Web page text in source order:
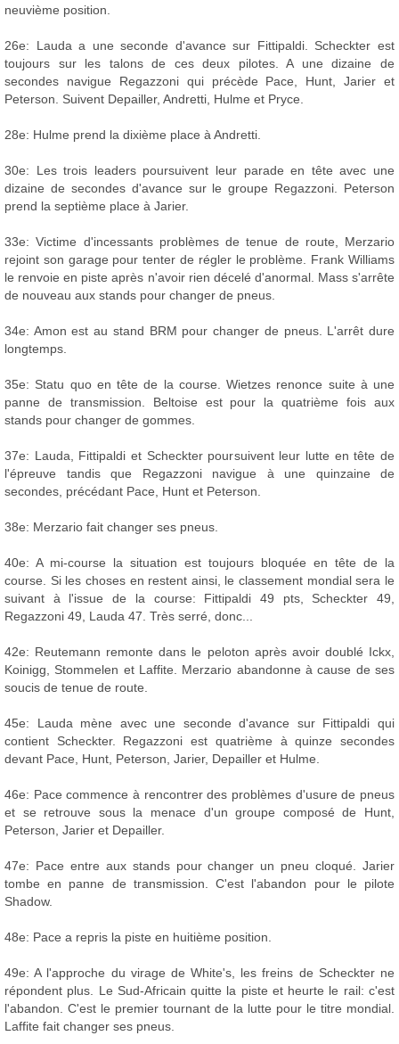
neuvième position.
26e: Lauda a une seconde d'avance sur Fittipaldi. Scheckter est
toujours sur les talons de ces deux pilotes. A une dizaine de
secondes navigue Regazzoni qui précède Pace, Hunt, Jarier et
Peterson. Suivent Depailler, Andretti, Hulme et Pryce.
28e: Hulme prend la dixième place à Andretti.
30e: Les trois leaders poursuivent leur parade en tête avec une
dizaine de secondes d'avance sur le groupe Regazzoni. Peterson
prend la septième place à Jarier.
33e: Victime d'incessants problèmes de tenue de route, Merzario
rejoint son garage pour tenter de régler le problème. Frank Williams
le renvoie en piste après n'avoir rien décelé d'anormal. Mass s'arrête
de nouveau aux stands pour changer de pneus.
34e: Amon est au stand BRM pour changer de pneus. L'arrêt dure
longtemps.
35e: Statu quo en tête de la course. Wietzes renonce suite à une
panne de transmission. Beltoise est pour la quatrième fois aux
stands pour changer de gommes.
37e: Lauda, Fittipaldi et Scheckter poursuivent leur lutte en tête de
l'épreuve tandis que Regazzoni navigue à une quinzaine de
secondes, précédant Pace, Hunt et Peterson.
38e: Merzario fait changer ses pneus.
40e: A mi-course la situation est toujours bloquée en tête de la
course. Si les choses en restent ainsi, le classement mondial sera le
suivant à l'issue de la course: Fittipaldi 49 pts, Scheckter 49,
Regazzoni 49, Lauda 47. Très serré, donc...
42e: Reutemann remonte dans le peloton après avoir doublé Ickx,
Koinigg, Stommelen et Laffite. Merzario abandonne à cause de ses
soucis de tenue de route.
45e: Lauda mène avec une seconde d'avance sur Fittipaldi qui
contient Scheckter. Regazzoni est quatrième à quinze secondes
devant Pace, Hunt, Peterson, Jarier, Depailler et Hulme.
46e: Pace commence à rencontrer des problèmes d'usure de pneus
et se retrouve sous la menace d'un groupe composé de Hunt,
Peterson, Jarier et Depailler.
47e: Pace entre aux stands pour changer un pneu cloqué. Jarier
tombe en panne de transmission. C'est l'abandon pour le pilote
Shadow.
48e: Pace a repris la piste en huitième position.
49e: A l'approche du virage de White's, les freins de Scheckter ne
répondent plus. Le Sud-Africain quitte la piste et heurte le rail: c'est
l'abandon. C'est le premier tournant de la lutte pour le titre mondial.
Laffite fait changer ses pneus.